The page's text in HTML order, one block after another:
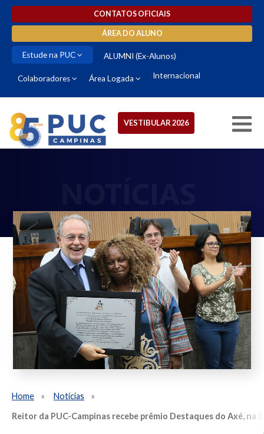
CONTATOS OFICIAIS
ÁREA DO ALUNO
Estude na PUC ALUMNI (Ex-Alunos)
Colaboradores Área Logada Internacional
VESTIBULAR 2026
Home
Notícias
Reitor da PUC-Campinas recebe prêmio Destaques do Axé, na